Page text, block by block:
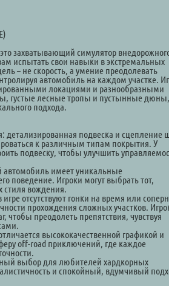
захватывающий симулятор
испытать свои навыки в экстремальных
– не скорость, а умение преодолевать
автомобиль на каждом участке.
локациями и разнообразными
густые лесные тропы и пустынные дюны,
подхода.
детализированная подвеска и сцепление
к различным типам покрытия. У
подвеску, чтобы улучшить
имеет уникальные
поведение. Игроки могут выбрать тот,
стиля вождения.
отсутствуют гонки на время или
прохождения сложных участков.
преодолеть препятствия, чувствуя
высококачественной графикой и
off-road приключений, где каждое
выбор для любителей хардкорных
и спокойный, вдумчивый